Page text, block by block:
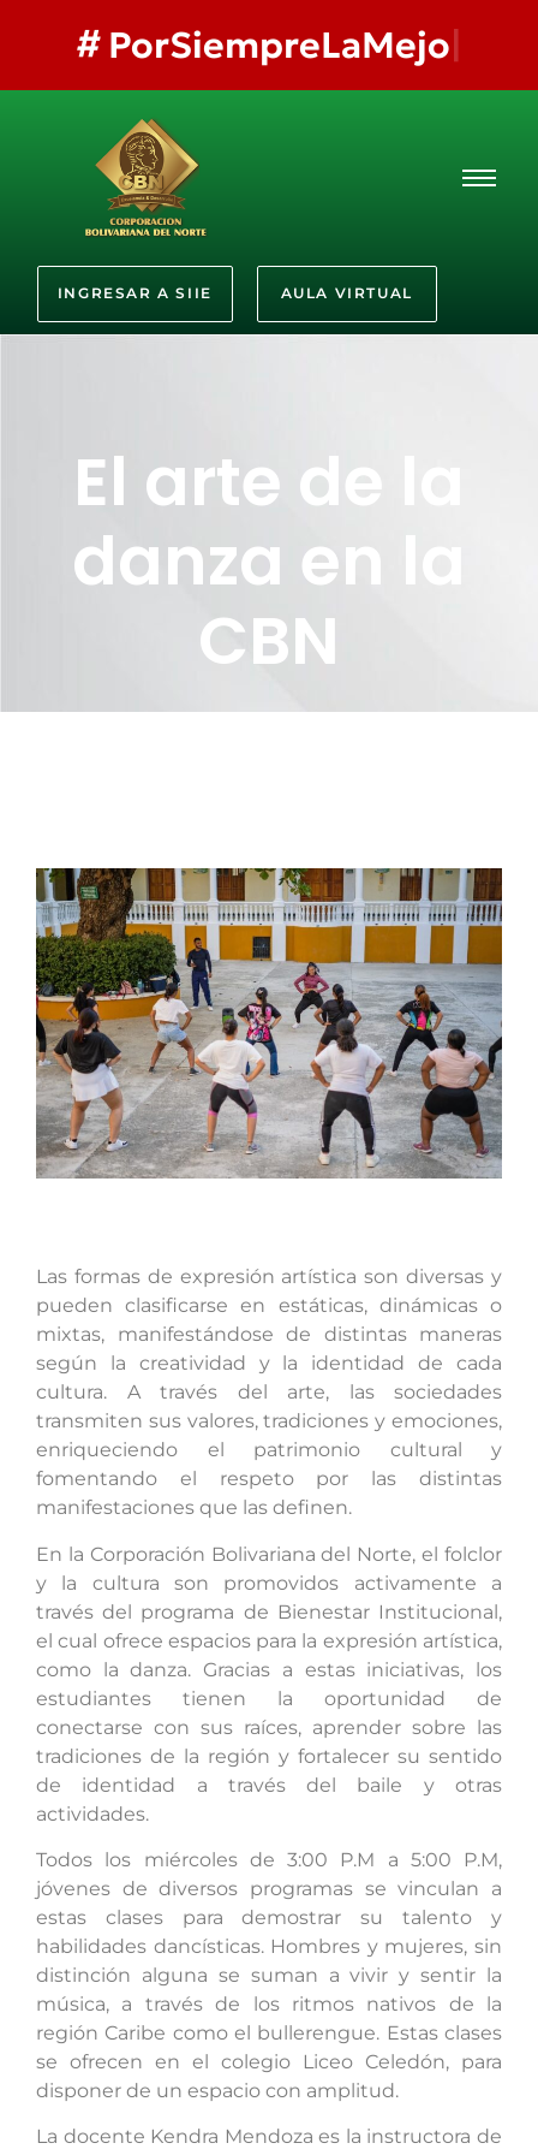
#PorSiempreLaMejor
INGRESAR A SIIE AULA VIRTUAL
El arte de la
danza en la
CBN
Las formas de expresión artística son diversas y
pueden clasificarse en estáticas, dinámicas o
mixtas, manifestándose de distintas maneras
según la creatividad y la identidad de cada
cultura. A través del arte, las sociedades
transmiten sus valores, tradiciones y emociones,
enriqueciendo el patrimonio cultural y
fomentando el respeto por las distintas
manifestaciones que las definen.
En la Corporación Bolivariana del Norte, el folclor
y la cultura son promovidos activamente a
través del programa de Bienestar Institucional,
el cual ofrece espacios para la expresión artística,
como la danza. Gracias a estas iniciativas, los
estudiantes tienen la oportunidad de
conectarse con sus raíces, aprender sobre las
tradiciones de la región y fortalecer su sentido
de identidad a través del baile y otras
actividades.
Todos los miércoles de 3:00 P.M a 5:00 P.M,
jóvenes de diversos programas se vinculan a
estas clases para demostrar su talento y
habilidades dancísticas. Hombres y mujeres, sin
distinción alguna se suman a vivir y sentir la
música, a través de los ritmos nativos de la
región Caribe como el bullerengue. Estas clases
se ofrecen en el colegio Liceo Celedón, para
disponer de un espacio con amplitud.
La docente Kendra Mendoza es la instructora de